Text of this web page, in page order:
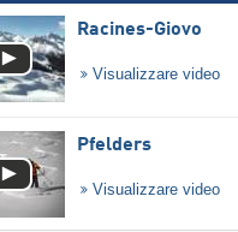
Racines-Giovo
Visualizzare video
Pfelders
Visualizzare video